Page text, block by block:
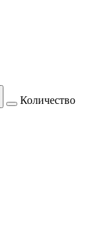
Количество